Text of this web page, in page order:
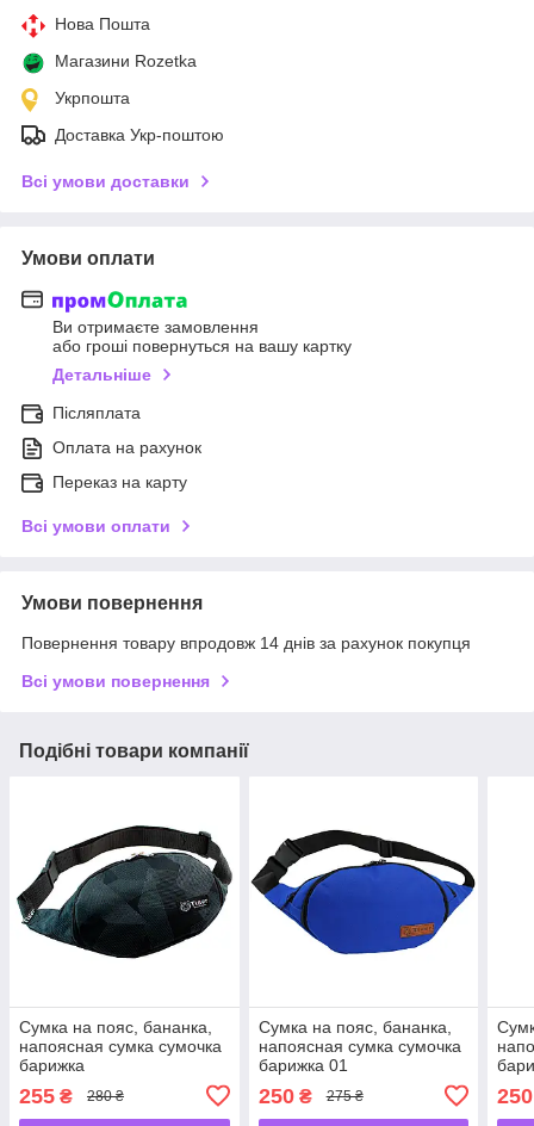
Нова Пошта
Магазини Rozetka
Укрпошта
Доставка Укр-поштою
Всі умови доставки
Умови оплати
Ви отримаєте замовлення
або гроші повернуться на вашу картку
Детальніше
Післяплата
Оплата на рахунок
Переказ на карту
Всі умови оплати
Умови повернення
Повернення товару впродовж 14 днів за рахунок покупця
Всі умови повернення
Подібні товари компанії
Сумка на пояс, бананка,
напоясная сумка сумочка
барижка
255 ₴ 280 ₴
Сумка на пояс, бананка,
напоясная сумка сумочка
барижка 01
250₴ 275 ₴ 250